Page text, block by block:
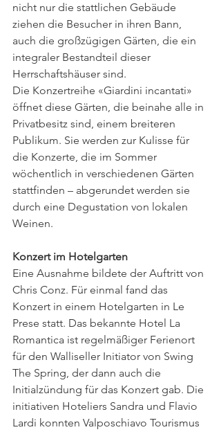
nicht nur die stattlichen Gebäude
ziehen die Besucher in ihren Bann,
auch die großzügigen Gärten, die ein
integraler Bestandteil dieser
Herrschaftshäuser sind.
Die Konzertreihe «Giardini incantati»
öffnet diese Gärten, die beinahe alle in
Privatbesitz sind, einem breiteren
Publikum. Sie werden zur Kulisse für
die Konzerte, die im Sommer
wöchentlich in verschiedenen Gärten
stattfinden – abgerundet werden sie
durch eine Degustation von lokalen
Weinen.
Konzert im Hotelgarten
Eine Ausnahme bildete der Auftritt von
Chris Conz. Für einmal fand das
Konzert in einem Hotelgarten in Le
Prese statt. Das bekannte Hotel La
Romantica ist regelmäßiger Ferienort
für den Walliseller Initiator von Swing
The Spring, der dann auch die
Initialzündung für das Konzert gab. Die
initiativen Hoteliers Sandra und Flavio
Lardi konnten Valposchiavo Tourismus